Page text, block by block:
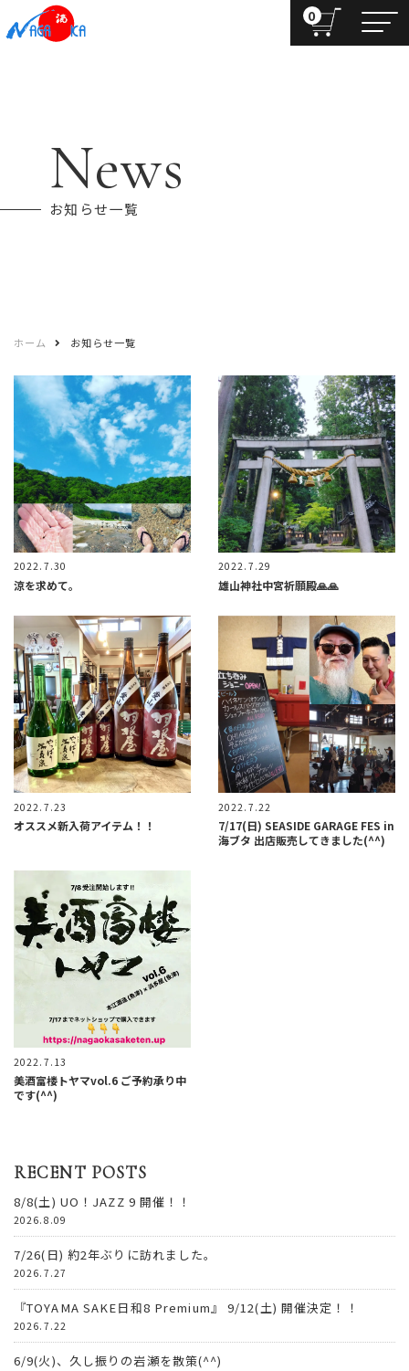
0
News
お知らせ一覧
ホーム お知らせ一覧
RECENT POSTS
8/8(土) UO！JAZZ 9 開催！！
2026.8.09
7/26(日) 約2年ぶりに訪れました。
2026.7.27
『TOYAMA SAKE日和8 Premium』 9/12(土) 開催決定！！
2026.7.22
6/9(火)、久し振りの岩瀬を散策(^^)
2022.7.30
涼を求めて。
2022.7.29
雄山神社中宮祈願殿🙏🙏
2022.7.23
オススメ新入荷アイテム！！
2022.7.22
7/17(日) SEASIDE GARAGE FES in
海ブタ 出店販売してきました(^^)
2022.7.13
美酒富楼トヤマvol.6 ご予約承り中
です(^^)